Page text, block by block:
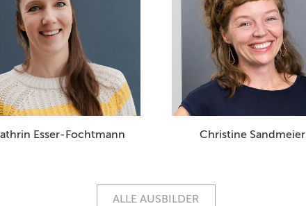
Esser-Fochtmann Christine Sandmeier
ALLE AUSBILDER